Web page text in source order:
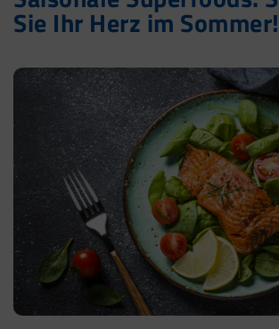
Sie Ihr Herz im Sommer!